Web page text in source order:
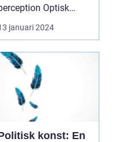
Optisk
har genom hist...
januari 2024
konst: En